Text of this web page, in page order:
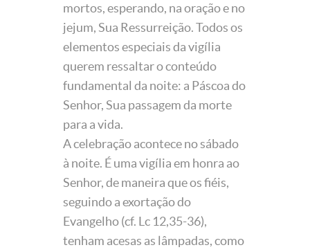
mortos, esperando, na oração e no
jejum, Sua Ressurreição. Todos os
elementos especiais da vigília
querem ressaltar o conteúdo
fundamental da noite: a Páscoa do
Senhor, Sua passagem da morte
para a vida.
A celebração acontece no sábado
à noite. É uma vigília em honra ao
Senhor, de maneira que os fiéis,
seguindo a exortação do
Evangelho (cf. Lc 12,35-36),
tenham acesas as lâmpadas, como